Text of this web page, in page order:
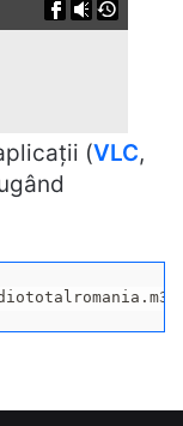
(VLC,